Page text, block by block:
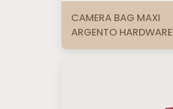
CAMERA BAG MAXI
ARGENTO HARDWARE
ARGENTO